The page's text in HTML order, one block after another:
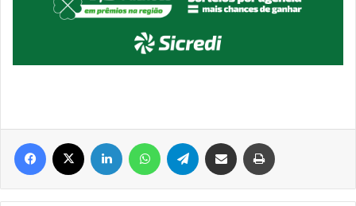
Facebook Linkedin WhatsAppTelegram Compartilhar via e-mail